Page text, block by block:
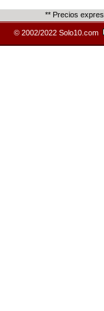
** Precios
© 2002/2022 Solo10.com